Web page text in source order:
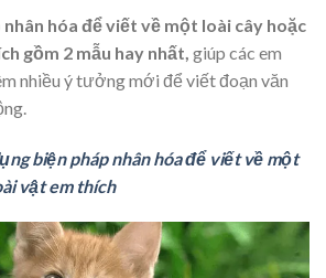
hóa để viết về một loài cây hoặc
gồm 2 mẫu hay nhất, giúp các em
nhiều ý tưởng mới để viết đoạn văn
biện pháp nhân hóa để viết về một
vật em thích